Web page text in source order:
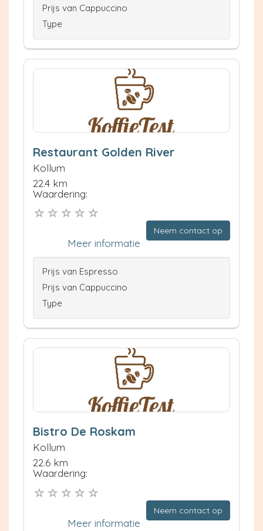
Prijs van Cappuccino
Type
Restaurant Golden River
Kollum
22.4 km
Waardering:
Neem contact op
Meer informatie
Prijs van Espresso
Prijs van Cappuccino
Type
Bistro De Roskam
Kollum
22.6 km
Waardering:
Neem contact op
Meer informatie